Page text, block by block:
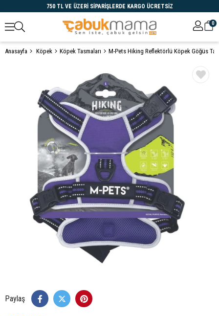
750 TL VE ÜZERİ SİPARİŞLERDE KARGO ÜCRETSİZ
0
Anasayfa Köpek Köpek Tasmaları M-Pets Hiking Reflektörlü Köpek Göğüs
Paylaş
Öne Çıkanlar